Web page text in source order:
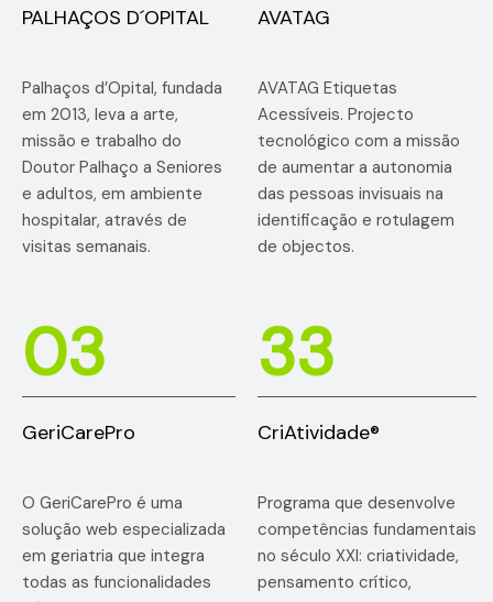
PALHAÇOS D´OPITAL
Palhaços d’Opital, fundada
em 2013, leva a arte,
missão e trabalho do
Doutor Palhaço a Seniores
e adultos, em ambiente
hospitalar, através de
visitas semanais.
AVATAG
AVATAG Etiquetas
Acessíveis. Projecto
tecnológico com a missão
de aumentar a autonomia
das pessoas invisuais na
identificação e rotulagem
de objectos.
03
GeriCarePro
O GeriCarePro é uma
solução web especializada
em geriatria que integra
todas as funcionalidades
33
CriAtividade®
Programa que desenvolve
competências fundamentais
no século XXI: criatividade,
pensamento crítico,